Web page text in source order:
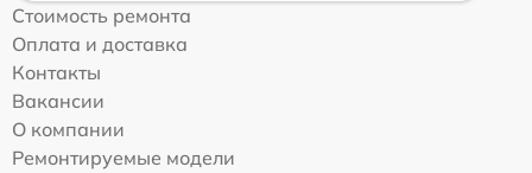
Стоимость ремонта
Оплата и доставка
Контакты
Вакансии
О компании
Ремонтируемые модели